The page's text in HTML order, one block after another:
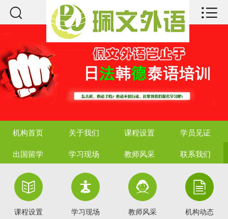
 机构首页
课程设置
学员见证
联系我们
 
机构首页 关于我们 课程设置 学员见证
出国留学 学习现场 教师风采 联系我们

课程设置

学习现场

教师风采

机构动态